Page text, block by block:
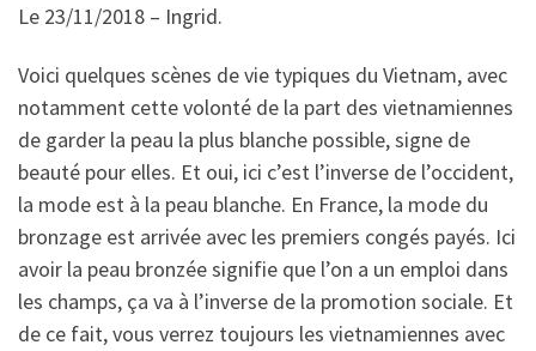
Le 23/11/2018 – Ingrid.
Voici quelques scènes de vie typiques du Vietnam, avec
notamment cette volonté de la part des vietnamiennes
de garder la peau la plus blanche possible, signe de
beauté pour elles. Et oui, ici c’est l’inverse de l’occident,
la mode est à la peau blanche. En France, la mode du
bronzage est arrivée avec les premiers congés payés. Ici
avoir la peau bronzée signifie que l’on a un emploi dans
les champs, ça va à l’inverse de la promotion sociale. Et
de ce fait, vous verrez toujours les vietnamiennes avec